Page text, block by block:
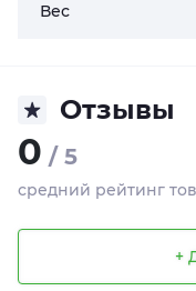
Вес
Отзывы
0 / 5
средний рейтинг
+